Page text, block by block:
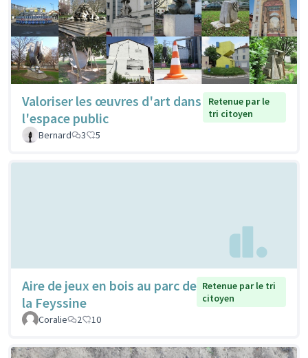
Valoriser les œuvres d'art dans
l'espace public
Retenue par le
tri citoyen
Bernard
3 5
Aire de jeux en bois au parc de
la Feyssine
Retenue par le tri
citoyen
Coralie
2 10